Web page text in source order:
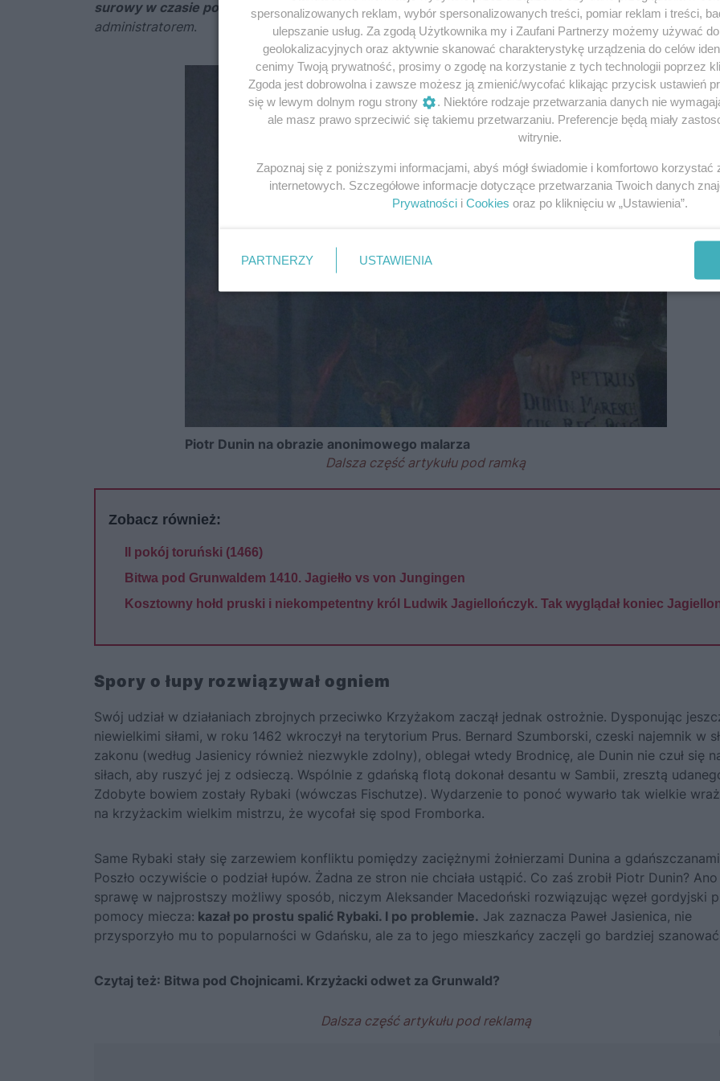
surowy w czasie pokoju.
Strzegł pilnie praw monarchy, poddanych nie uciskał. Był dobrym wodzem i
administratorem.
fot.Maciej Szczepańczyk/CC BY 3.0
Piotr Dunin na obrazie anonimowego malarza
Dalsza część artykułu pod ramką
Zobacz również:
II pokój toruński (1466)
Bitwa pod Grunwaldem 1410. Jagiełło vs von Jungingen
Kosztowny hołd pruski i niekompetentny król Ludwik Jagiellończyk. Tak wyglądał koniec
Spory o łupy rozwiązywał ogniem
Swój udział w działaniach zbrojnych przeciwko Krzyżakom zaczął jednak ostrożnie. Dysponując
niewielkimi siłami, w roku 1462 wkroczył na terytorium Prus. Bernard Szumborski, czeski najemnik w
zakonu (według Jasienicy również niezwykle zdolny), oblegał wtedy Brodnicę, ale Dunin nie czuł się
siłach, aby ruszyć jej z odsieczą. Wspólnie z gdańską flotą dokonał desantu w Sambii, zresztą
Zdobyte bowiem zostały Rybaki (wówczas Fischutze). Wydarzenie to ponoć wywarło tak wielkie
na krzyżackim wielkim mistrzu, że wycofał się spod Fromborka.
Same Rybaki stały się zarzewiem konfliktu pomiędzy zaciężnymi żołnierzami Dunina a
Poszło oczywiście o podział łupów. Żadna ze stron nie chciała ustąpić. Co zaś zrobił Piotr Dunin? Ano
sprawę w najprostszy możliwy sposób, niczym Aleksander Macedoński rozwiązując węzeł gordyjski
pomocy miecza: kazał po prostu spalić Rybaki. I po problemie. Jak zaznacza Paweł Jasienica, nie
przysporzyło mu to popularności w Gdańsku, ale za to jego mieszkańcy zaczęli go bardziej
Czytaj też: Bitwa pod Chojnicami. Krzyżacki odwet za Grunwald?
spersonalizowanych reklam, wybór spersonalizowanych treści, pomiar reklam i treści,
ulepszanie usług. Za zgodą Użytkownika my i Zaufani Partnerzy możemy używać
geolokalizacyjnych oraz aktywnie skanować charakterystykę urządzenia do celów
cenimy Twoją prywatność, prosimy o zgodę na korzystanie z tych technologii poprzez
Zgoda jest dobrowolna i zawsze możesz ją zmienić/wycofać klikając przycisk ustawień
się w lewym dolnym rogu strony
. Niektóre rodzaje przetwarzania danych nie
ale masz prawo sprzeciwić się takiemu przetwarzaniu. Preferencje będą miały
witrynie.
Zapoznaj się z poniższymi informacjami, abyś mógł świadomie i komfortowo
internetowych. Szczegółowe informacje dotyczące przetwarzania Twoich danych
Prywatności i Cookies oraz po kliknięciu w „Ustawienia”.
PARTNERZY USTAWIENIA